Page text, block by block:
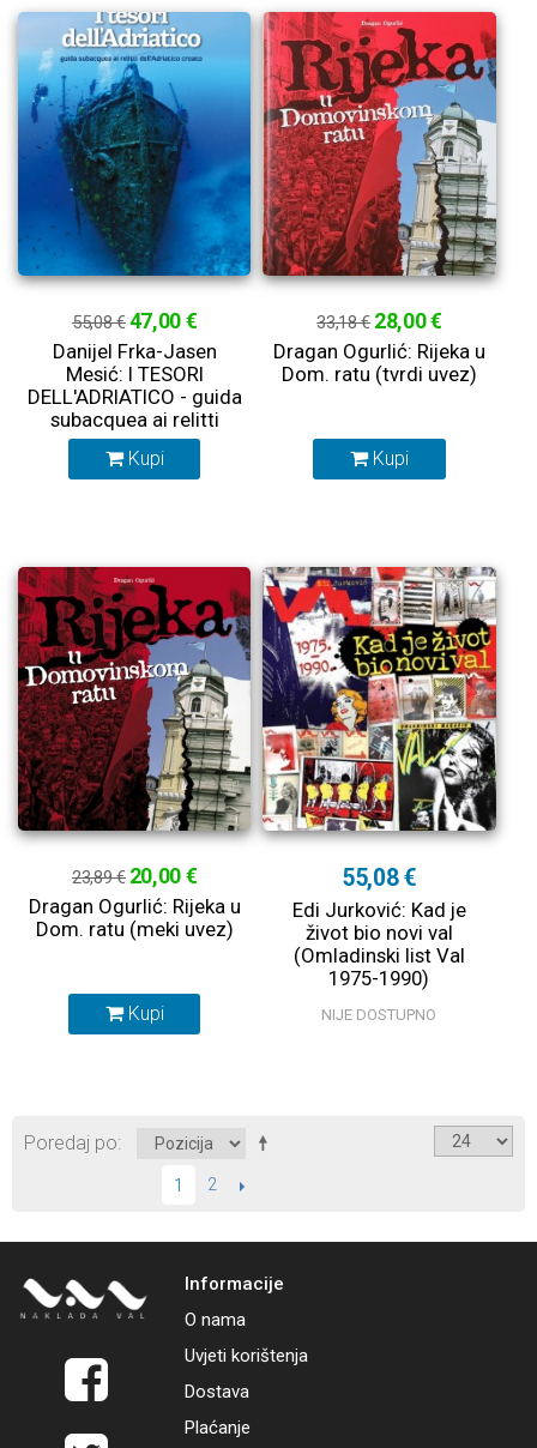
55,08 €47,00 €
Danijel Frka-Jasen
Mesić: I TESORI
DELL'ADRIATICO - guida
subacquea ai relitti
dell’Adriatico croato
Kupi
33,18 € 28,00 €
Dragan Ogurlić: Rijeka u
Dom. ratu (tvrdi uvez)
Kupi
23,89 € 20,00 €
Dragan Ogurlić: Rijeka u
Dom. ratu (meki uvez)
Kupi
55,08 €
Edi Jurković: Kad je
život bio novi val
(Omladinski list Val
1975-1990)
NIJE DOSTUPNO
Poredaj po
1 2 SLIJEDEĆI
Informacije
O nama
Uvjeti korištenja
Dostava
Plaćanje